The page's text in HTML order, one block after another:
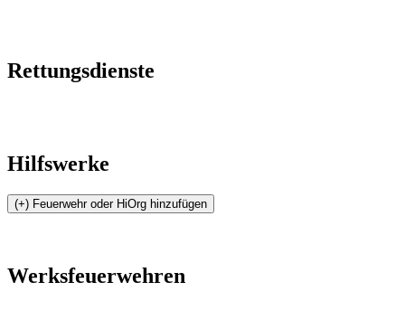
Rettungsdienste
Hilfswerke
Werksfeuerwehren